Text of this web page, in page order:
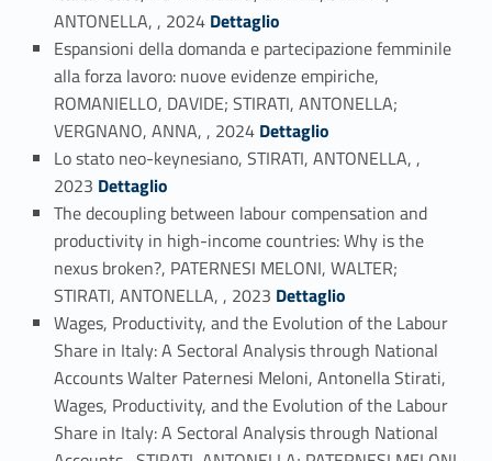
ANTONELLA, , 2024 Link identifier #identifier_person_194801-4Dettaglio
Espansioni della domanda e partecipazione femminile
alla forza lavoro: nuove evidenze empiriche,
ROMANIELLO, DAVIDE; STIRATI, ANTONELLA;
VERGNANO, ANNA, , 2024 Link identifier #identifier_person_23689-5Dettaglio
Lo stato neo-keynesiano, STIRATI, ANTONELLA, ,
2023 Link identifier #identifier_person_17756-6Dettaglio
The decoupling between labour compensation and
productivity in high-income countries: Why is the
nexus broken?, PATERNESI MELONI, WALTER;
STIRATI, ANTONELLA, , 2023 Link identifier #identifier_person_148052-7Dettaglio
Wages, Productivity, and the Evolution of the Labour
Share in Italy: A Sectoral Analysis through National
Accounts Walter Paternesi Meloni, Antonella Stirati,
Wages, Productivity, and the Evolution of the Labour
Share in Italy: A Sectoral Analysis through National